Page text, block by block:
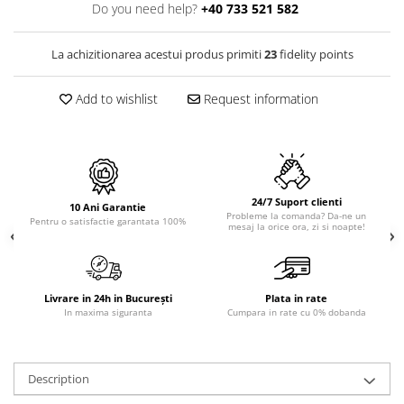
PRAKTIK
QUADRIX
QUADRIX COMPOZIT
SETURI CHIUVETA DE BUCATARIE SI
SIFOANE MONARCH
SITE / COSURI INOX
STRICTO
VARIANT
ZOOM
Do you need help? +40 733 521 582
La achizitionarea acestui produs primiti23fidelity points
Add to wishlist Request information
10 Ani Garantie
Pentru o satisfactie garantata 100%
24/7 Suport clienti
Probleme la comanda? Da-ne un
mesaj la orice ora, zi si noapte!
Livrare in 24h in București
In maxima siguranta
Plata in rate
Cumpara in rate cu 0% dobanda
Description